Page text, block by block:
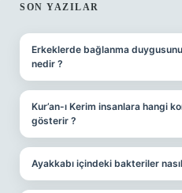
SIDEBAR
SON YAZILAR
Erkeklerde bağlanma
nedir ?
Kur’an-ı Kerim insanlara hangi
gösterir ?
Ayakkabı içindeki bakteriler